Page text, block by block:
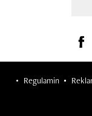
Regulamin